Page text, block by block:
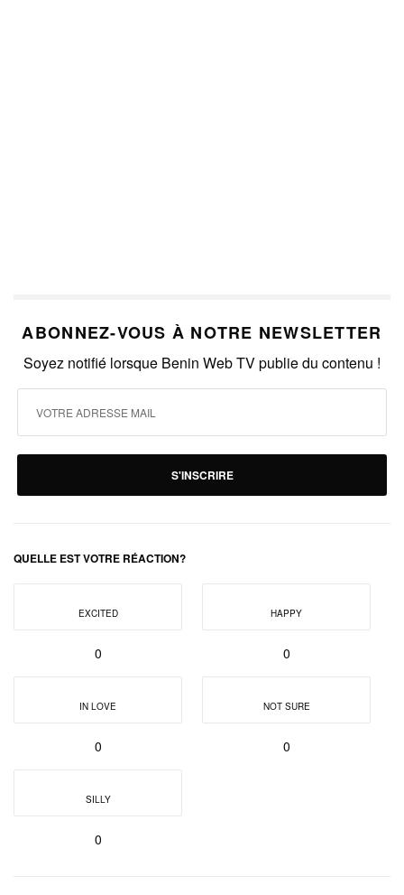
ABONNEZ-VOUS À NOTRE NEWSLETTER
Soyez notifié lorsque Benin Web TV publie du contenu !
S'INSCRIRE
QUELLE EST VOTRE RÉACTION?
EXCITED
0
HAPPY
0
IN LOVE
0
NOT SURE
0
SILLY
0